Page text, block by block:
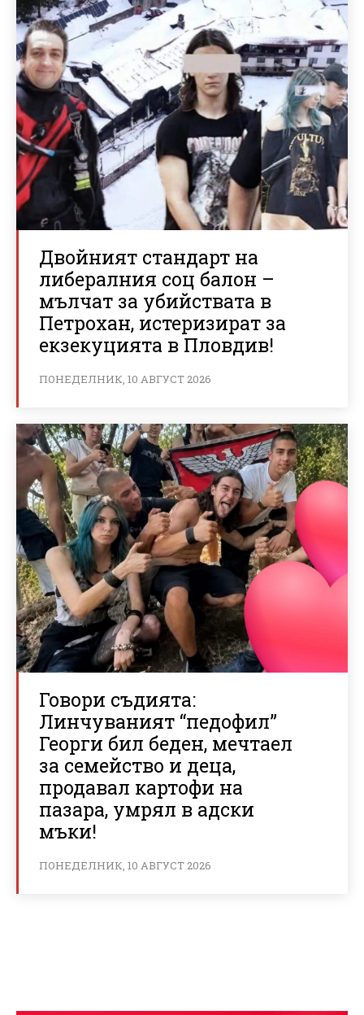
Двойният стандарт на
либералния соц балон –
мълчат за убийствата в
Петрохан, истеризират за
екзекуцията в Пловдив!
ПОНЕДЕЛНИК, 10 АВГУСТ 2026
Говори съдията:
Линчуваният “педофил”
Георги бил беден, мечтаел
за семейство и деца,
продавал картофи на
пазара, умрял в адски
мъки!
ПОНЕДЕЛНИК, 10 АВГУСТ 2026